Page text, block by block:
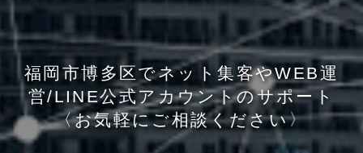
福岡 市博多区でネッ ト集客やWEB運
営/LI NE公式アカウントのサポート
〈お気軽にご相談ください〉